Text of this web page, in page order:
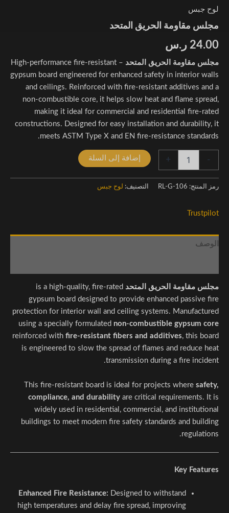
لوح جبس
مجلس مقاومة الحريق المتحد
24.00 ر.س
مجلس مقاومة الحريق المتحد
– High-performance fire-resistant
gypsum board engineered for enhanced safety in interior walls
and ceilings. Reinforced with fire-resistant additives and a
non-combustible core, it helps slow heat and flame spread,
making it ideal for commercial and residential fire-rated
constructions. Designed for easy installation and durability, it
meets ASTM Type X and EN fire-resistance standards.
-
+ إضافة إلى السلة
رمز المنتج: RL-G-106 التصنيف: لوح جبس
Trustpilot
الوصف
مجلس مقاومة الحريق المتحد is a high-quality, fire-rated
gypsum board designed to provide enhanced passive fire
protection for interior wall and ceiling systems. Manufactured
using a specially formulated non-combustible gypsum core
reinforced with fire-resistant fibers and additives, this board
is engineered to slow the spread of flames and reduce heat
transmission during a fire incident.
This fire-resistant board is ideal for projects where safety,
compliance, and durability are critical requirements. It is
widely used in residential, commercial, and institutional
buildings to meet modern fire safety standards and building
regulations.
Key Features
Enhanced Fire Resistance: Designed to withstand
high temperatures and delay fire spread, improving